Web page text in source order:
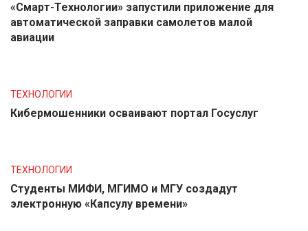
«Смарт-Технологии» запустили приложение для
автоматической заправки самолетов малой
авиации
ТЕХНОЛОГИИ
Кибермошенники осваивают портал Госуслуг
ТЕХНОЛОГИИ
Студенты МИФИ, МГИМО и МГУ создадут
электронную «Капсулу времени»